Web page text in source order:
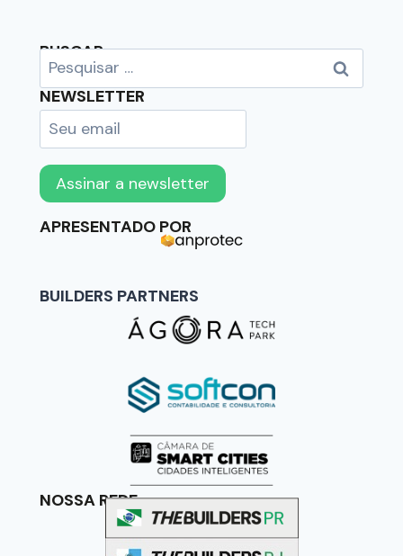
BUSCAR
NEWSLETTER
APRESENTADO POR
BUILDERS PARTNERS
NOSSA REDE